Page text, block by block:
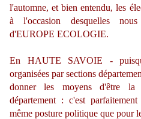
l'automne, et bien entendu, les
à l'occasion desquelles
d'EUROPE ECOLOGIE.
En HAUTE SAVOIE -
organisées par sections
donner les moyens d'être la
département : c'est
même posture politique que pour